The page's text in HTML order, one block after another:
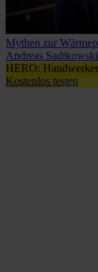
Mythen zur
Andreas Sadtkowski
HERO:
Kostenlos testen